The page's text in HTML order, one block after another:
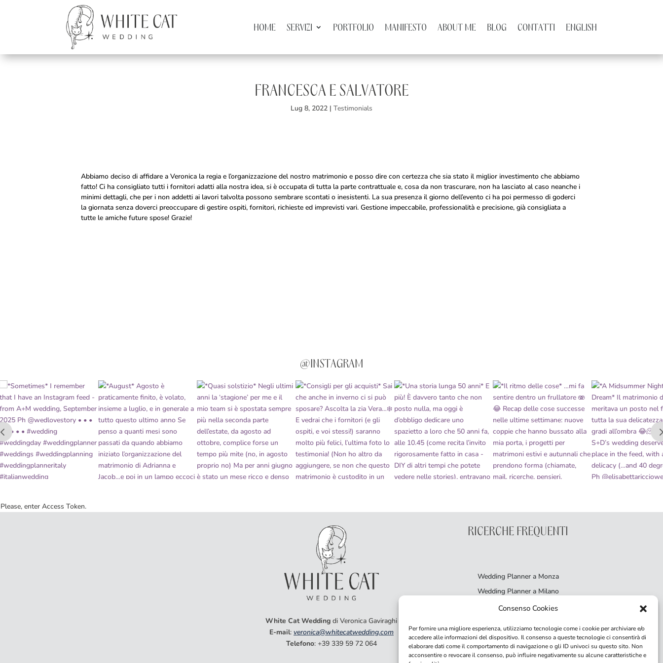
Consenso Cookies
Per fornire una migliore esperienza, utilizziamo tecnologie come i cookie per archiviare e/o
accedere alle informazioni del dispositivo. Il consenso a queste tecnologie ci consentirà di
elaborare dati come il comportamento di navigazione o gli ID univoci su questo sito. Non
acconsentire o revocare il consenso, può influire negativamente su alcune caratteristiche e
HOME SERVIZI PORTFOLIO MANIFESTO ABOUT ME BLOG CONTATTI ENGLISH
FRANCESCA E SALVATORE
Lug 8, 2022 | Testimonials
Abbiamo deciso di affidare a Veronica la regia e l’organizzazione del nostro matrimonio e posso dire con certezza che sia stato il miglior investimento che abbiamo
fatto! Ci ha consigliato tutti i fornitori adatti alla nostra idea, si è occupata di tutta la parte contrattuale e, cosa da non trascurare, non ha lasciato al caso neanche i
minimi dettagli, che per i non addetti ai lavori talvolta possono sembrare scontati o inesistenti. La sua presenza il giorno dell’evento ci ha poi permesso di goderci
la giornata senza doverci preoccupare di gestire ospiti, fornitori, richieste ed imprevisti vari. Gestione impeccabile, professionalità e precisione, già consigliata a
tutte le amiche future spose! Grazie!
@INSTAGRAM
Please, enter Access Token.
White Cat Wedding di Veronica Gaviraghi
E-mail: veronica@whitecatwedding.com
Telefono: +39 339 59 72 064
RICERCHE FREQUENTI
Wedding Planner a Monza
Wedding Planner a Milano
Matrimonio sulle Dolomiti
Organizzare un matrimonio intimo